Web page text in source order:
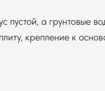
а грунтовые
крепление к